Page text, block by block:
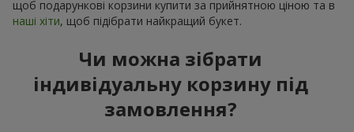
щоб подарункові корзини купити за прийнятною ціною та в
наші хіти, щоб підібрати найкращий букет.
Чи можна зібрати
індивідуальну корзину під
замовлення?